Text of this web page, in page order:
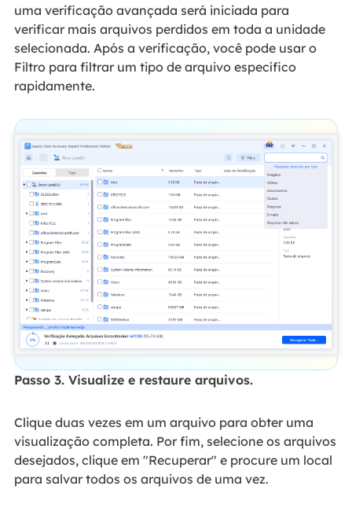
uma verificação avançada será iniciada para
verificar mais arquivos perdidos em toda a unidade
selecionada. Após a verificação, você pode usar o
Filtro para filtrar um tipo de arquivo específico
rapidamente.
Passo 3. Visualize e restaure arquivos.
Clique duas vezes em um arquivo para obter uma
visualização completa. Por fim, selecione os arquivos
desejados, clique em "Recuperar" e procure um local
para salvar todos os arquivos de uma vez.